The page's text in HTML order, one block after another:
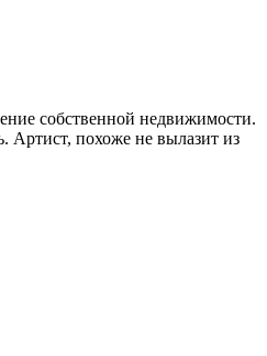
собственной недвижимости.
Артист, похоже не вылазит из